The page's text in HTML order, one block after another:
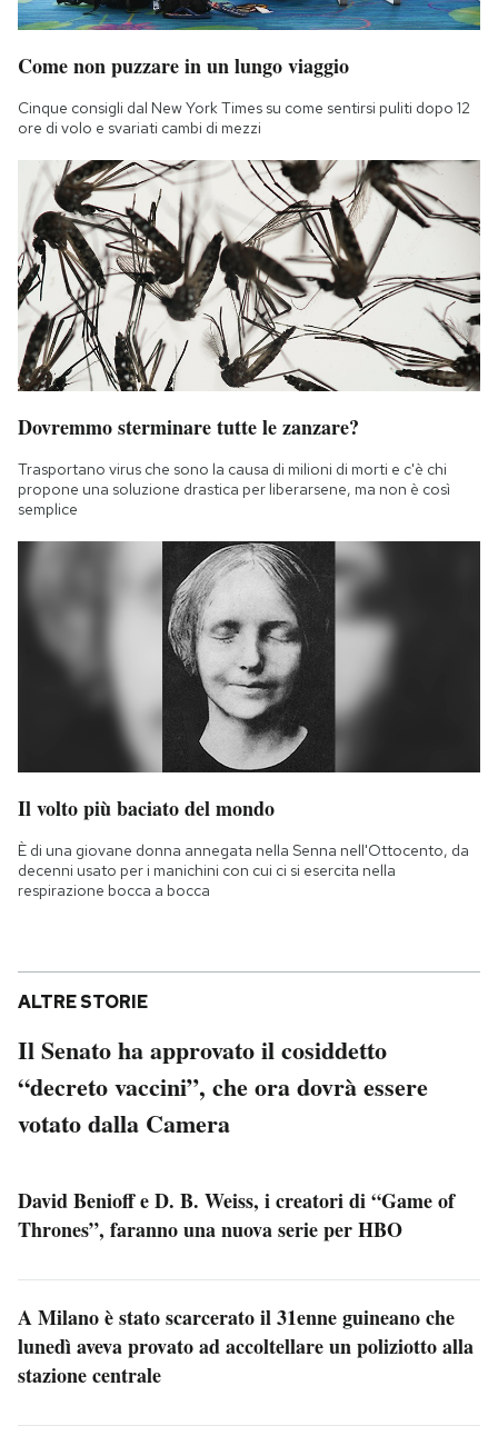
Come non puzzare in un lungo viaggio
Cinque consigli dal New York Times su come sentirsi puliti dopo 12
ore di volo e svariati cambi di mezzi
Dovremmo sterminare tutte le zanzare?
Trasportano virus che sono la causa di milioni di morti e c'è chi
propone una soluzione drastica per liberarsene, ma non è così
semplice
Il volto più baciato del mondo
È di una giovane donna annegata nella Senna nell'Ottocento, da
decenni usato per i manichini con cui ci si esercita nella
respirazione bocca a bocca
ALTRE STORIE
Il Senato ha approvato il cosiddetto
“decreto vaccini”, che ora dovrà essere
votato dalla Camera
David Benioff e D. B. Weiss, i creatori di “Game of
Thrones”, faranno una nuova serie per HBO
A Milano è stato scarcerato il 31enne guineano che
lunedì aveva provato ad accoltellare un poliziotto alla
stazione centrale